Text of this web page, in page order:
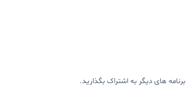
های دیگر به اشتراک بگذارید.